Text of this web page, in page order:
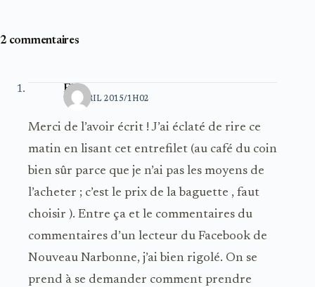
2 commentaires
Elle
10 AVRIL 2015/1H02
Merci de l’avoir écrit ! J’ai éclaté de rire ce
matin en lisant cet entrefilet (au café du coin
bien sûr parce que je n’ai pas les moyens de
l’acheter ; c’est le prix de la baguette , faut
choisir ). Entre ça et le commentaires du
commentaires d’un lecteur du Facebook de
Nouveau Narbonne, j’ai bien rigolé. On se
prend à se demander comment prendre